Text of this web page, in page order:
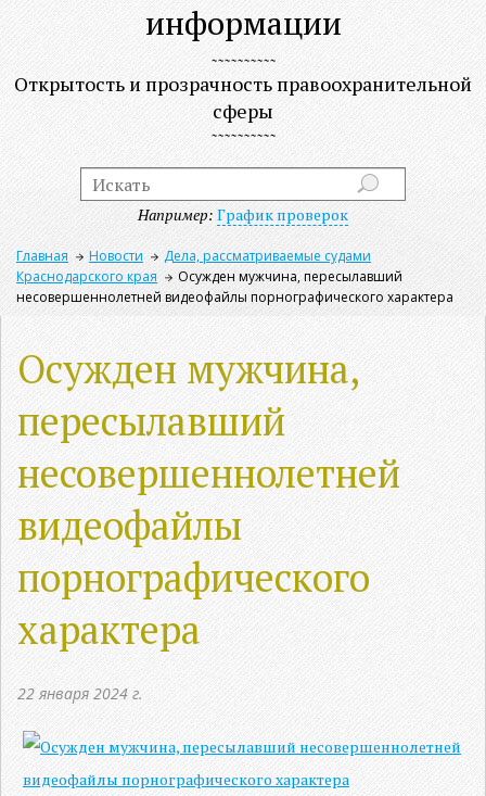
информации
Открытость и прозрачность правоохранительной
сферы
Например: График проверок
Главная Новости
Дела, рассматриваемые судами
Краснодарского края
Осужден мужчина, пересылавший
несовершеннолетней видеофайлы порнографического характера
Осужден мужчина,
пересылавший
несовершеннолетней
видеофайлы
порнографического
характера
22 января 2024 г.